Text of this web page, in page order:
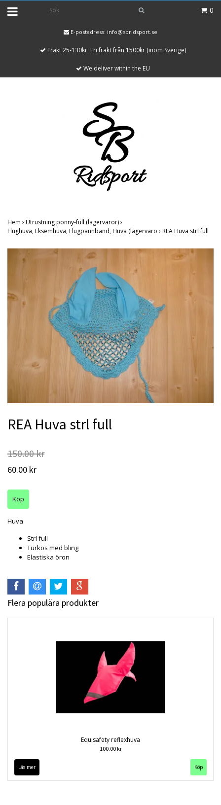
0
E-postadress: info@sbridsport.se
Frakt 25-130kr. Fri frakt från 1500kr (inom Sverige)
We deliver within the EU
Hem › Utrustning ponny-full (lagervaror)›
Flughuva, Eksemhuva, Flugpannband, Huva (lagervaro › REA Huva strl full
REA Huva strl full
150.00 kr
60.00 kr
Huva
Strl full
Turkos med bling
Elastiska öron
Flera populära produkter
Equisafety reflexhuva
100.00 kr
Läs mer Köp